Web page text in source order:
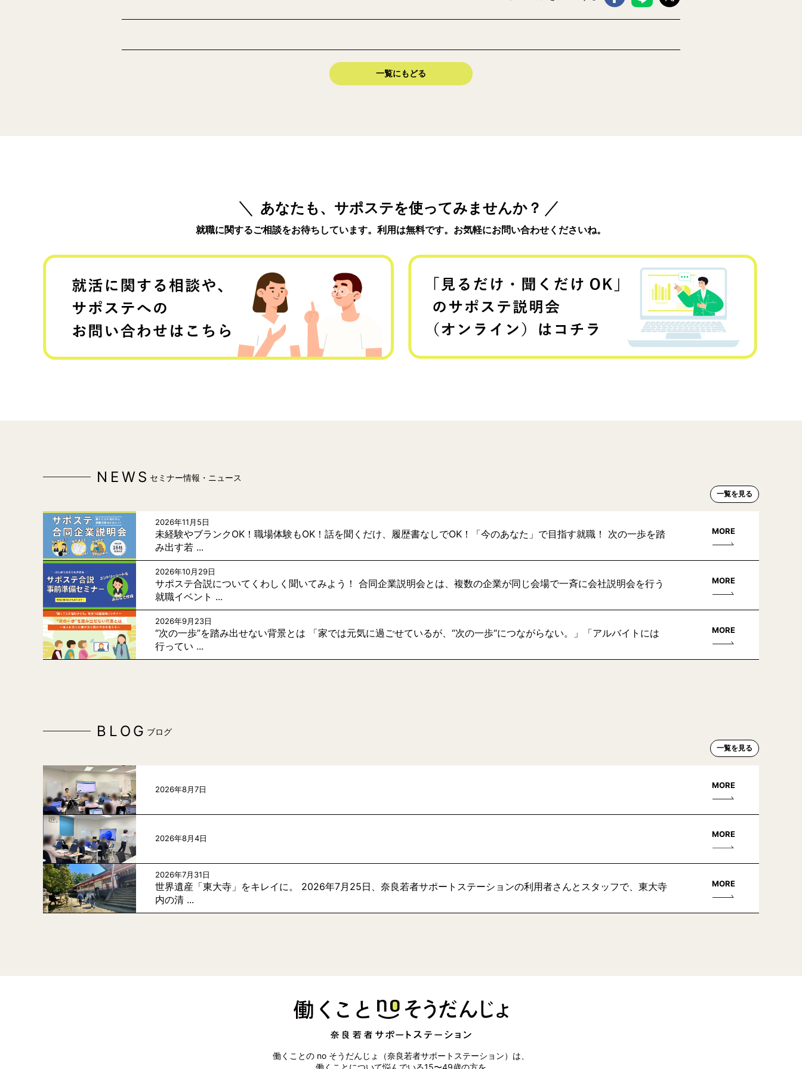
一覧にもどる
あなたも、サポステを使ってみませんか？
就職に関するご相談をお待ちしています。利用は無料です。お気軽にお問い合わせくださいね。
NEWS セミナー情報・ニュース
一覧を見る
2026年11月5日
未経験やブランクOK！職場体験もOK！話を聞くだけ、履歴書なしでOK！「今のあなた」で目指す就職！ 次の一歩を踏
み出す若 ...
MORE
2026年10月29日
サポステ合説についてくわしく聞いてみよう！ 合同企業説明会とは、複数の企業が同じ会場で一斉に会社説明会を行う
就職イベント ...
MORE
2026年9月23日
“次の一歩”を踏み出せない背景とは 「家では元気に過ごせているが、“次の一歩“につながらない。」「アルバイトには
行ってい ...
MORE
BLOG ブログ
一覧を見る
2026年8月7日 MORE
2026年8月4日 MORE
2026年7月31日
世界遺産「東大寺」をキレイに。 2026年7月25日、奈良若者サポートステーションの利用者さんとスタッフで、東大寺
内の清 ...
MORE
働くことの no そうだんじょ（奈良若者サポートステーション）は、
働くことについて悩んでいる15〜49歳の方を